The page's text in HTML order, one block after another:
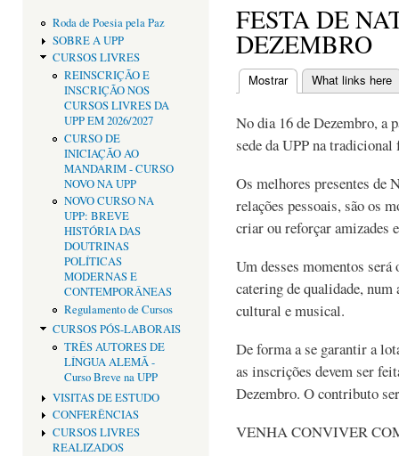
Roda de Poesia pela Paz
SOBRE A UPP
CURSOS LIVRES
REINSCRIÇÃO E
INSCRIÇÃO NOS
CURSOS LIVRES DA
UPP EM 2026/2027
CURSO DE
INICIAÇÃO AO
MANDARIM - CURSO
NOVO NA UPP
NOVO CURSO NA
UPP: BREVE
HISTÓRIA DAS
DOUTRINAS
POLÍTICAS
MODERNAS E
CONTEMPORÂNEAS
Regulamento de Cursos
CURSOS PÓS-LABORAIS
TRÊS AUTORES DE
LÍNGUA ALEMÃ -
Curso Breve na UPP
VISITAS DE ESTUDO
CONFERÊNCIAS
CURSOS LIVRES
REALIZADOS
FESTA DE
DEZEMBRO
Separadores
Mostrar(separador ativo)
What links here
No dia 16 de Dezembro, a
sede da UPP na tradicional
Os melhores presentes de
relações pessoais, são os
criar ou reforçar amizades
Um desses momentos
catering de qualidade,
cultural e musical.
De forma a se garantir a
as inscrições devem ser
Dezembro. O contributo
VENHA CONVIVER